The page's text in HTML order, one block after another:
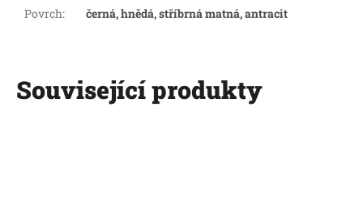
Povrch: černá, hnědá, stříbrná matná, antracit
Související produkty